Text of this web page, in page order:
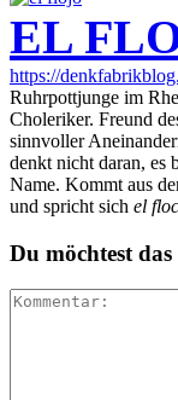
EL
https://
Ruhrpottjunge im
Choleriker. Freund
sinnvoller
denkt nicht daran, es
Name. Kommt aus
und spricht sich el
Du möchtest